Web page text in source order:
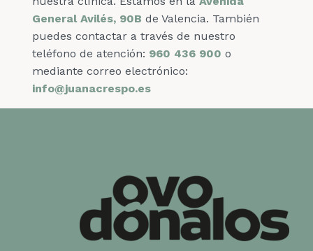
General Avilés, 90B de Valencia. También
puedes contactar a través de nuestro
teléfono de atención: 960 436 900 o
mediante correo electrónico:
info@juanacrespo.es